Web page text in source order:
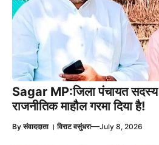
Sagar MP:जिला पंचायत सदस्य
राजनीतिक माहौल गरमा दिया है!
Byसंवाददाता । विराट वसुंधरा—July 8, 2026